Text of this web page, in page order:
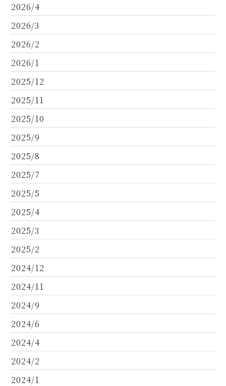
2026/4
2026/3
2026/2
2026/1
2025/12
2025/11
2025/10
2025/9
2025/8
2025/7
2025/5
2025/4
2025/3
2025/2
2024/12
2024/11
2024/9
2024/6
2024/4
2024/2
2024/1